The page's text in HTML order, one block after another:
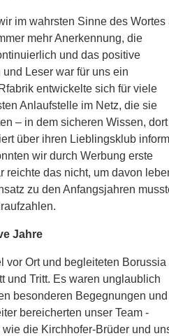
im wahrsten Sinne des Wortes
mehr Anerkennung, die
und das positive
Leser war für uns ein
entwickelte sich für viele
Anlaufstelle im Netz, die sie
– in dem sicheren Wissen, dort
über ihren Lieblingsklub
wir durch Werbung erste
reichte das nicht, um davon
zu den Anfangsjahren
Jahre
vor Ort und begleiteten Borussia
und Tritt. Es waren unglaublich
besonderen Begegnungen und
bereicherten unser Team -
die Kirchhofer-Brüder und